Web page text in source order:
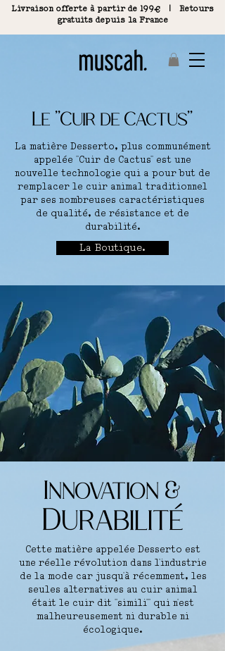
Livraison offerte à partir de 199€ | Retours
gratuits depuis la France
Le ''Cuir de Cactus''
La matière Desserto, plus communément
appelée ''Cuir de Cactus'' est une
nouvelle technologie qui a pour but de
remplacer le cuir animal traditionnel
par ses nombreuses caractéristiques
de qualité, de résistance et de
durabilité.
La Boutique.
Innovation&
Durabilité
Cette matière appelée Desserto est
une réelle révolution dans l'industrie
de la mode car jusqu'à récemment, les
seules alternatives au cuir animal
était le cuir dit ''simili''' qui n'est
malheureusement ni durable ni
écologique.